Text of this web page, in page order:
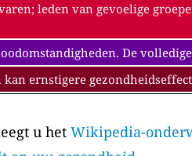
leden van gevoelige
De
ernstigere
u het Wikipedia-